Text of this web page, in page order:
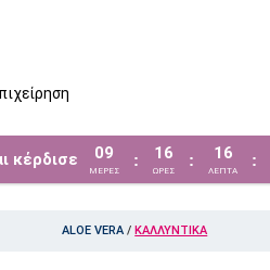
κέρδισε 09
ΜΈΡΕΣ
: 16
ΩΡΕΣ
: 16
ΛΕΠΤΑ
:
ALOE VERA /ΚΑΛΛΥΝΤΙΚΆ